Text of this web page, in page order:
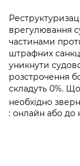
врегулювання
частинами
штрафних
уникнути
розстрочення
складуть 0%.
необхідно
: онлайн або до